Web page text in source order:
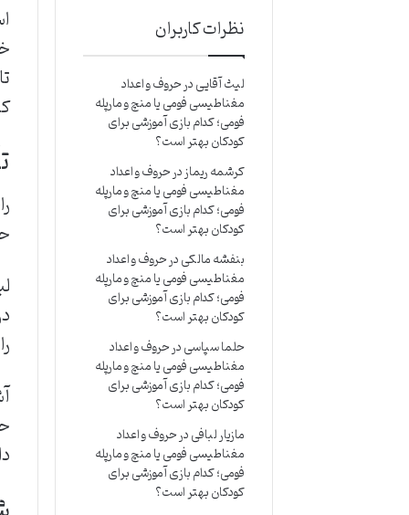
نظرات کاربران
لیث آقاییدرحروف و اعداد
مغناطیسی فومی یا منچ و مارپله
فومی؛ کدام بازی آموزشی برای
کودکان بهتر است؟
کرشمه ریمازدرحروف و اعداد
مغناطیسی فومی یا منچ و مارپله
فومی؛ کدام بازی آموزشی برای
کودکان بهتر است؟
بنفشه مالکیدرحروف و اعداد
مغناطیسی فومی یا منچ و مارپله
فومی؛ کدام بازی آموزشی برای
کودکان بهتر است؟
حلما سپاسیدرحروف و اعداد
مغناطیسی فومی یا منچ و مارپله
فومی؛ کدام بازی آموزشی برای
کودکان بهتر است؟
مازیار لبافیدرحروف و اعداد
مغناطیسی فومی یا منچ و مارپله
فومی؛ کدام بازی آموزشی برای
کودکان بهتر است؟